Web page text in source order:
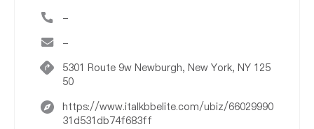
-
-
5301 Route 9w Newburgh, New York, NY 125
50
https://www.italkbbelite.com/ubiz/66029990
31d531db74f683ff